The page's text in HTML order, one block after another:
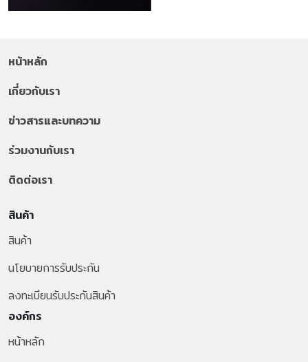
หน้าหลัก
เกี่ยวกับเรา
ข่าวสารและบทความ
ร่วมงานกับเรา
ติดต่อเรา
สินค้า
สินค้า
นโยบายการรับประกัน
ลงทะเบียนรับประกันสินค้า
องค์กร
หน้าหลัก